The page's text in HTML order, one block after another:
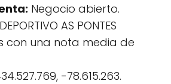
Negocio abierto.
AS PONTES
con una nota media de
-78.615.263.